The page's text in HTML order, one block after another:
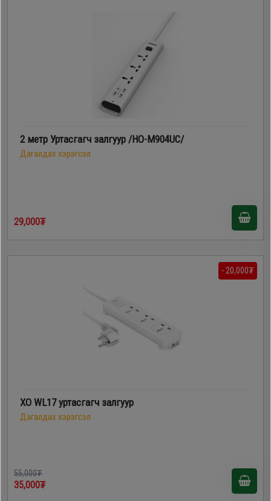
2 метр Уртасгагч залгуур /HO-M904UC/
Дагалдах хэрэгсэл
29,000₮
- 20,000₮
XO WL17 уртасгагч залгуур
Дагалдах хэрэгсэл
55,000₮
35,000₮